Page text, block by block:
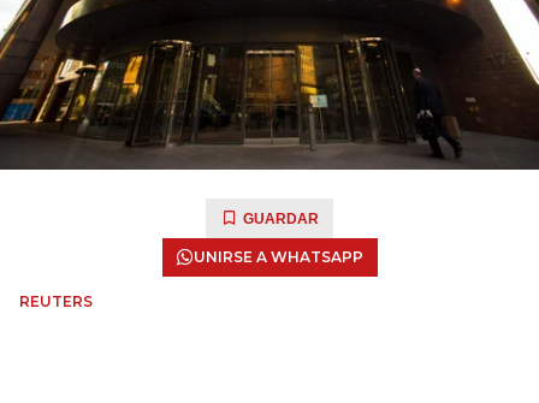
GUARDAR
UNIRSE A WHATSAPP
REUTERS